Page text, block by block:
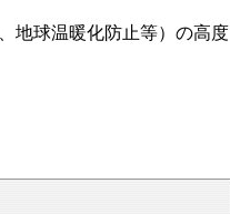
地球温暖化防止等）の高度